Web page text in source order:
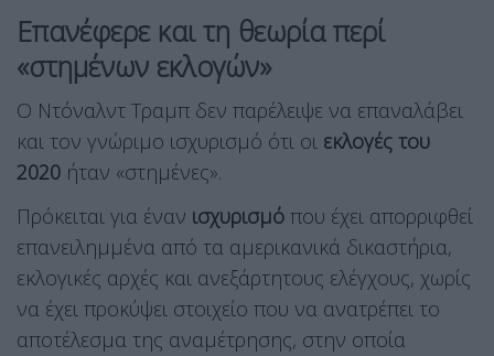
Επανέφερε και τη θεωρία περί
«στημένων εκλογών»
Ο Ντόναλντ Τραμπ δεν παρέλειψε να επαναλάβει
και τον γνώριμο ισχυρισμό ότι οι εκλογές του
2020 ήταν «στημένες».
Πρόκειται για έναν ισχυρισμό που έχει απορριφθεί
επανειλημμένα από τα αμερικανικά δικαστήρια,
εκλογικές αρχές και ανεξάρτητους ελέγχους, χωρίς
να έχει προκύψει στοιχείο που να ανατρέπει το
αποτέλεσμα της αναμέτρησης, στην οποία